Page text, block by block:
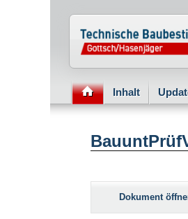
Inhalt
Dokument